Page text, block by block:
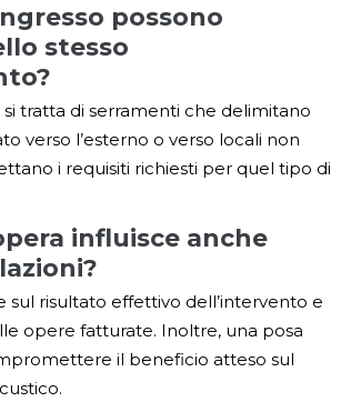
possono
stesso
si tratta di serramenti che delimitano
verso l’esterno o verso locali non
i requisiti richiesti per quel tipo di
influisce anche
sul risultato effettivo dell’intervento e
opere fatturate. Inoltre, una posa
il beneficio atteso sul